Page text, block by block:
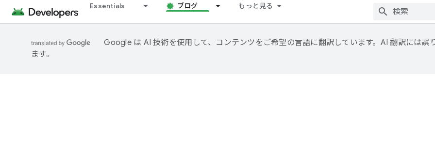
Essentials ブログ もっと見る
Google は AI 技術を使用して、コンテンツをご希望の言語に翻訳しています。AI 翻訳には誤
ます。